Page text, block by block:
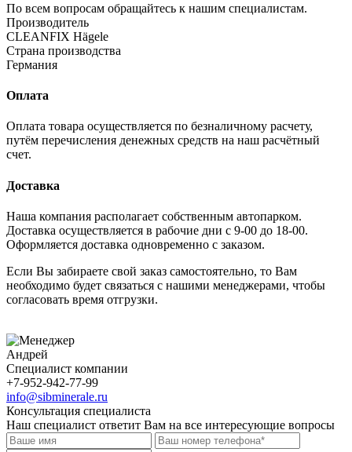
По всем вопросам обращайтесь к нашим специалистам.
Производитель
CLEANFIX Hägele
Страна производства
Германия
Оплата
Оплата товара осуществляется по безналичному расчету,
путём перечисления денежных средств на наш расчётный
счет.
Доставка
Наша компания располагает собственным автопарком.
Доставка осуществляется в рабочие дни с 9-00 до 18-00.
Оформляется доставка одновременно с заказом.
Если Вы забираете свой заказ самостоятельно, то Вам
необходимо будет связаться с нашими менеджерами, чтобы
согласовать время отгрузки.
Андрей
Специалист компании
+7-952-942-77-99
info@sibminerale.ru
Консультация специалиста
Наш специалист ответит Вам на все интересующие вопросы